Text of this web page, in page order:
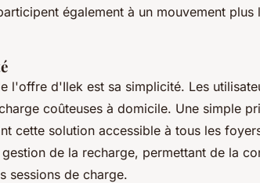
également à un mouvement plus
l'offre d'Ilek est sa simplicité. Les
coûteuses à domicile. Une simple
cette solution accessible à tous les
de la recharge, permettant de la
sessions de charge.